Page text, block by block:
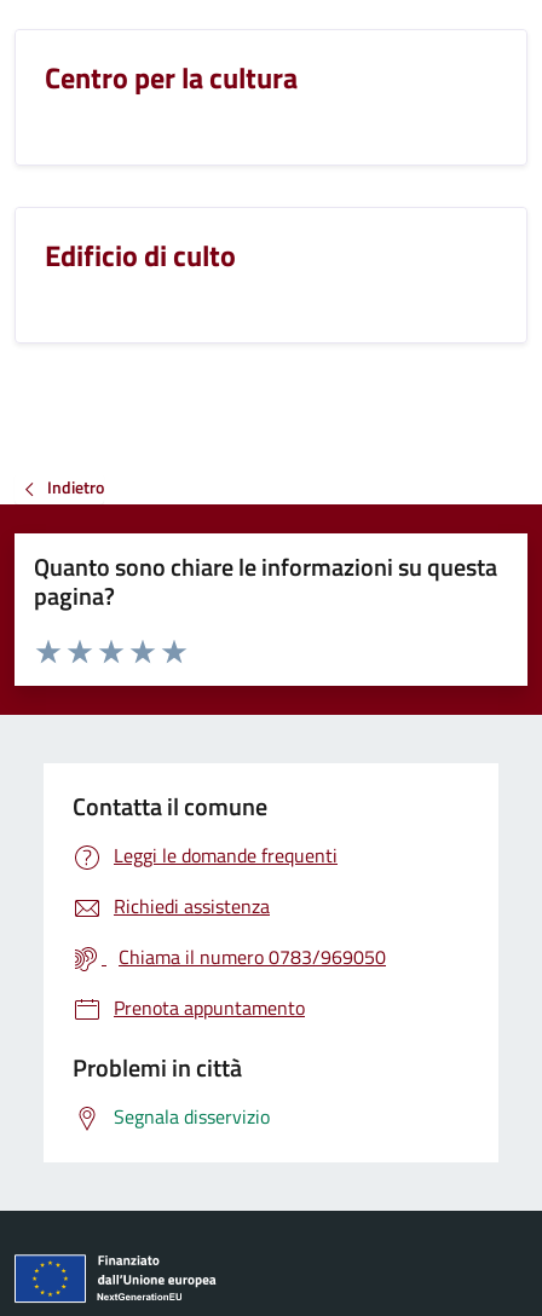
Centro per la cultura
Edificio di culto
Indietro
Quanto sono chiare le informazioni su questa
pagina?
Valuta da 1 a 5 stelle la pagina
Valuta 5 stelle su 5
Valuta 4 stelle su 5
Valuta 3 stelle su 5
Valuta 2 stelle su 5
Valuta 1 stelle su 5
Contatta il comune
Leggi le domande frequenti
Richiedi assistenza
Chiama il numero 0783/969050
Prenota appuntamento
Problemi in città
Segnala disservizio